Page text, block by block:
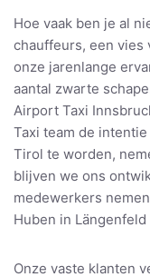
Hoe vaak ben je al
chauffeurs, een
onze jarenlange
aantal zwarte
Airport Taxi
Taxi team de
Tirol te worden,
blijven we ons
medewerkers
Huben in
Onze vaste klanten